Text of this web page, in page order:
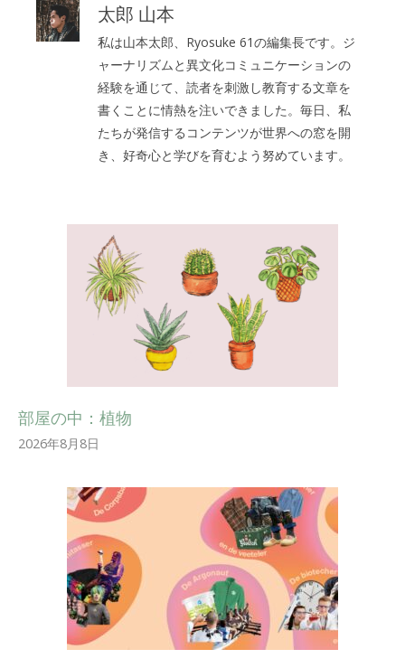
太郎 山本
私は山本太郎、Ryosuke 61の編集長です。ジ
ャーナリズムと異文化コミュニケーションの
経験を通じて、読者を刺激し教育する文章を
書くことに情熱を注いできました。毎日、私
たちが発信するコンテンツが世界への窓を開
き、好奇心と学びを育むよう努めています。
部屋の中：植物
2026年8月8日